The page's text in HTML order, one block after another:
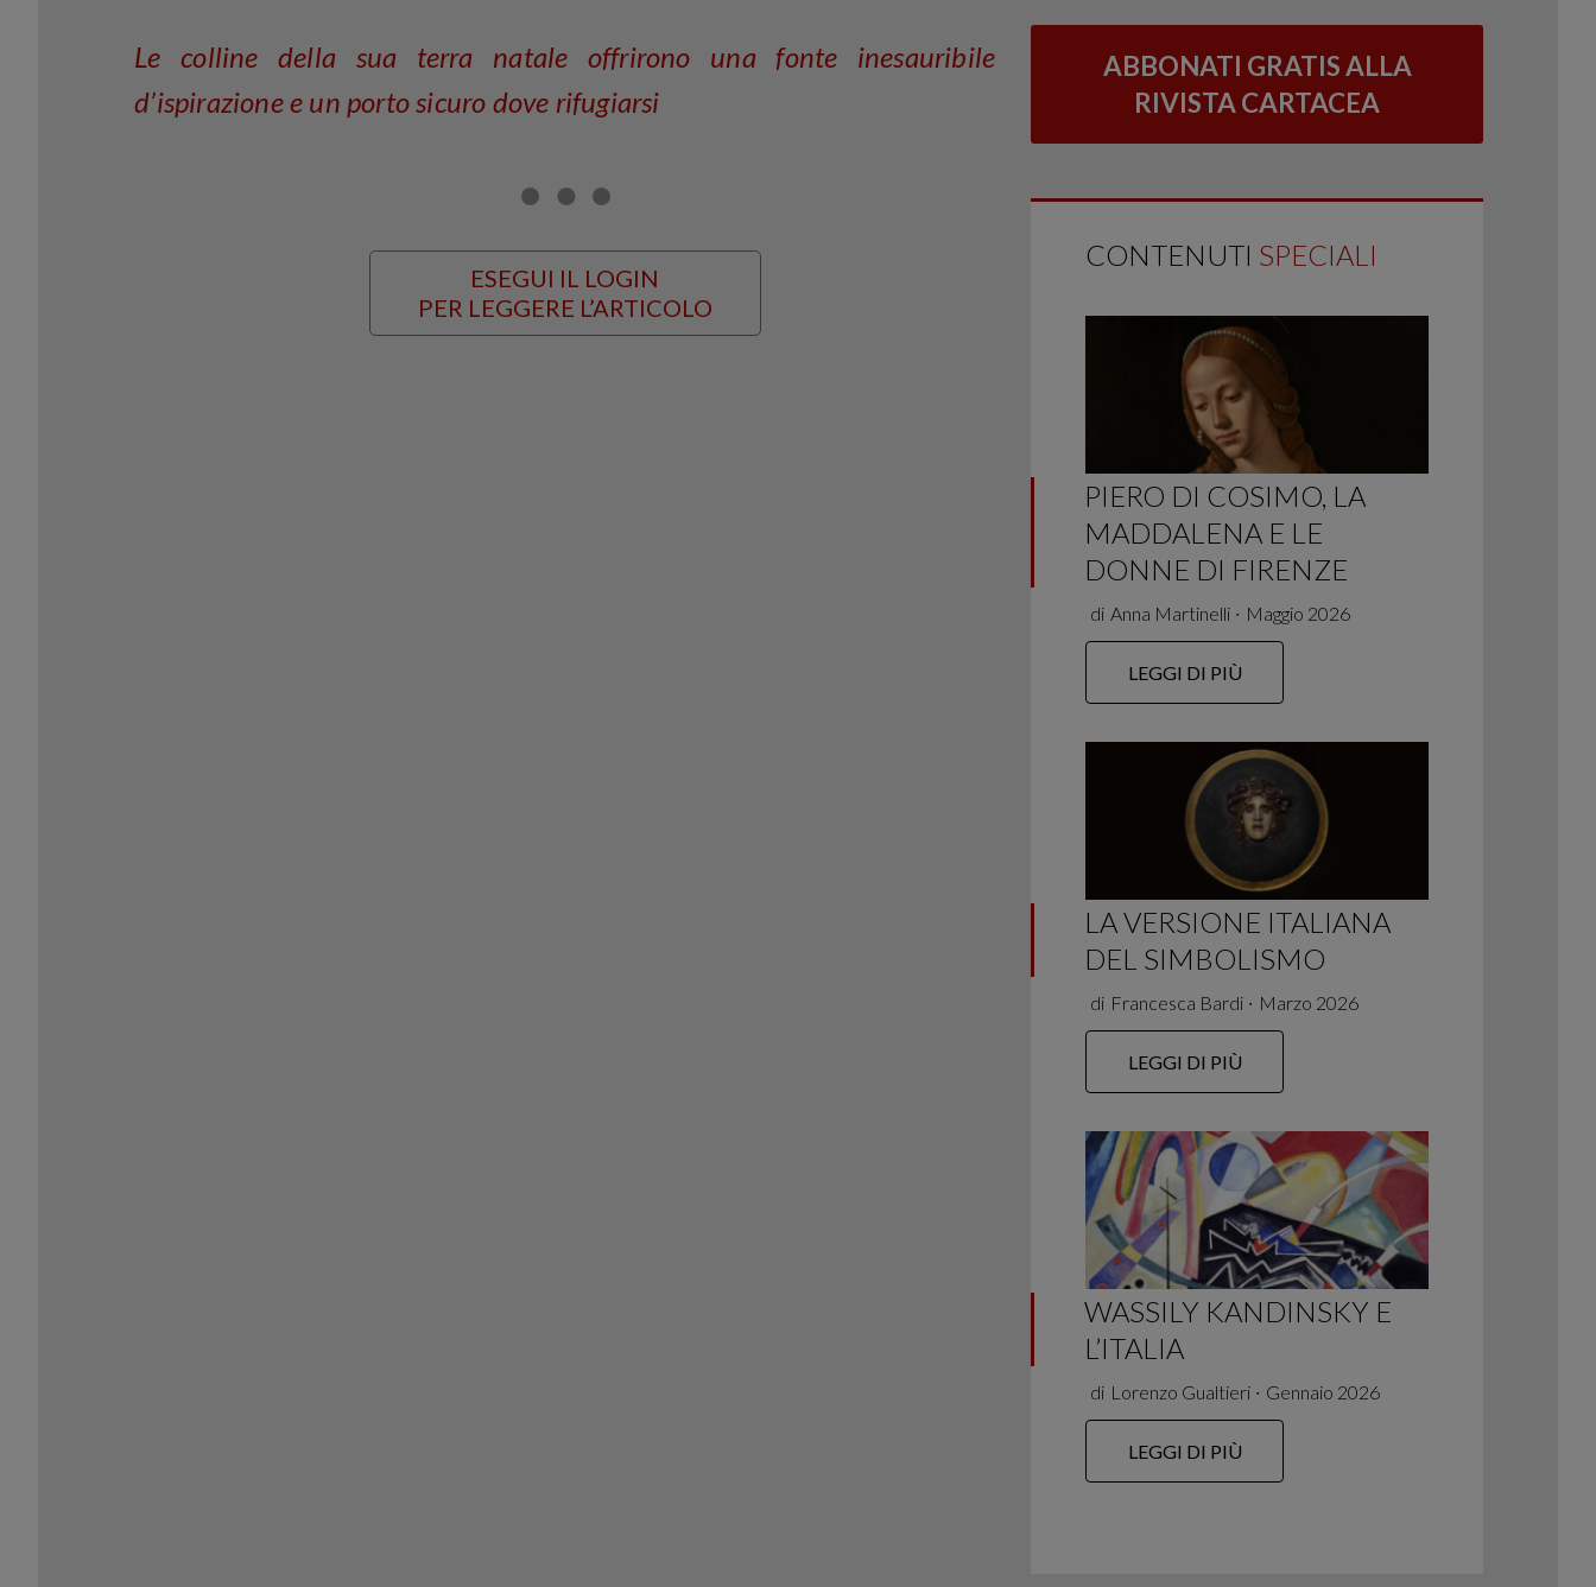
Le colline della sua terra natale offrirono una fonte inesauribile
d’ispirazione e un porto sicuro dove rifugiarsi
ESEGUI IL LOGIN
PER LEGGERE L’ARTICOLO
ABBONATI GRATIS ALLA
RIVISTA CARTACEA
CONTENUTI SPECIALI
PIERO DI COSIMO, LA
MADDALENA E LE
DONNE DI FIRENZE
di Anna Martinelli ∙ Maggio 2026
LEGGI DI PIÙ
LA VERSIONE ITALIANA
DEL SIMBOLISMO
di Francesca Bardi ∙ Marzo 2026
LEGGI DI PIÙ
WASSILY KANDINSKY E
L’ITALIA
di Lorenzo Gualtieri ∙ Gennaio 2026
LEGGI DI PIÙ